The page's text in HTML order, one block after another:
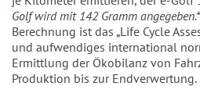
Golf wird mit 142 Gramm
Berechnung ist das „Life Cycle
und aufwendiges international
Ermittlung der Ökobilanz von
Produktion bis zur Endverwertung.